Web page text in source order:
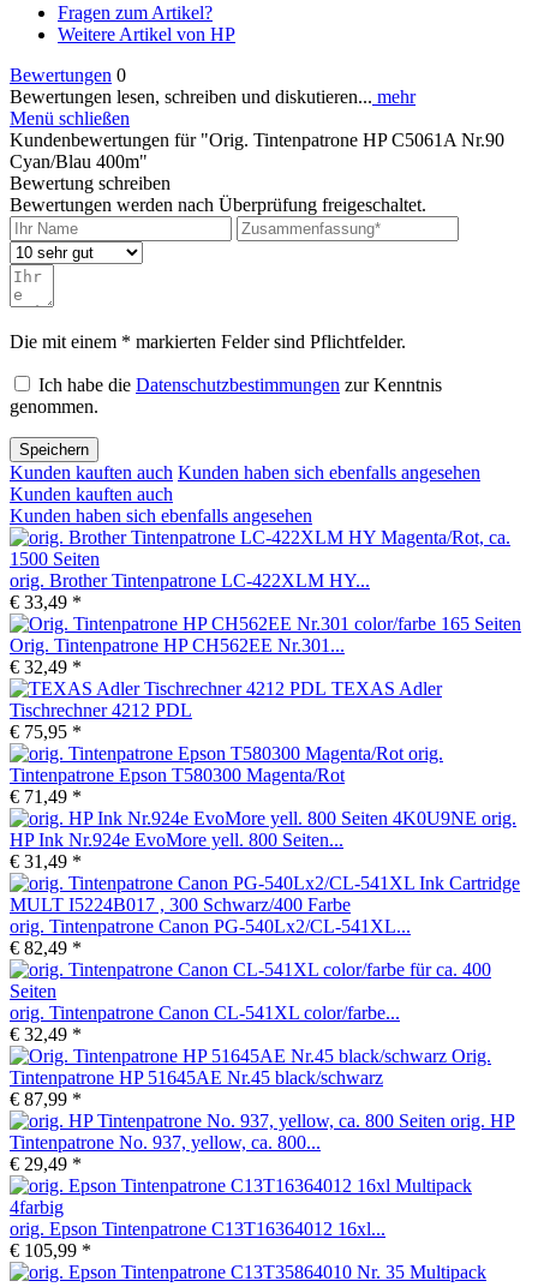
Fragen zum Artikel?
Weitere Artikel von HP
Bewertungen 0
Bewertungen lesen, schreiben und diskutieren... mehr
Menü schließen
Kundenbewertungen für "Orig. Tintenpatrone HP C5061A Nr.90
Cyan/Blau 400m"
Bewertung schreiben
Bewertungen werden nach Überprüfung freigeschaltet.
Die mit einem * markierten Felder sind Pflichtfelder.
Ich habe die Datenschutzbestimmungen zur Kenntnis
genommen.
Speichern
Kunden kauften auch Kunden haben sich ebenfalls angesehen
Kunden kauften auch
Kunden haben sich ebenfalls angesehen
orig. Brother Tintenpatrone LC-422XLM HY...
€ 33,49 *
Orig. Tintenpatrone HP CH562EE Nr.301...
€ 32,49 *
TEXAS Adler
Tischrechner 4212 PDL
€ 75,95 *
orig.
Tintenpatrone Epson T580300 Magenta/Rot
€ 71,49 *
orig.
HP Ink Nr.924e EvoMore yell. 800 Seiten...
€ 31,49 *
orig. Tintenpatrone Canon PG-540Lx2/CL-541XL...
€ 82,49 *
orig. Tintenpatrone Canon CL-541XL color/farbe...
€ 32,49 *
Orig.
Tintenpatrone HP 51645AE Nr.45 black/schwarz
€ 87,99 *
orig. HP
Tintenpatrone No. 937, yellow, ca. 800...
€ 29,49 *
orig. Epson Tintenpatrone C13T16364012 16xl...
€ 105,99 *